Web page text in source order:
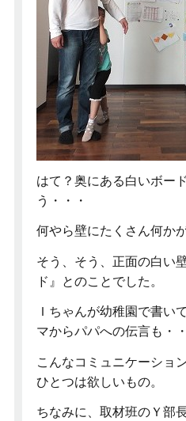
はて？奥にある白いボー
う・・・
何やら壁にたくさん何か
そう、そう、正面の白い
ド』とのことでした。
Ｉちゃんが幼稚園で書い
マからパパへの伝言も・・
こんなコミュニケーショ
ひとつは欲しいもの。
ちなみに、取材班のＹ部